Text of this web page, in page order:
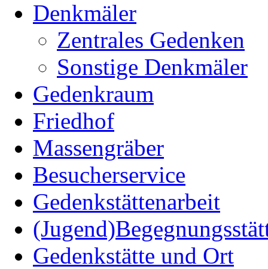
Denkmäler
Zentrales Gedenken
Sonstige Denkmäler
Gedenkraum
Friedhof
Massengräber
Besucherservice
Gedenkstättenarbeit
Gedenkstätte und Ort